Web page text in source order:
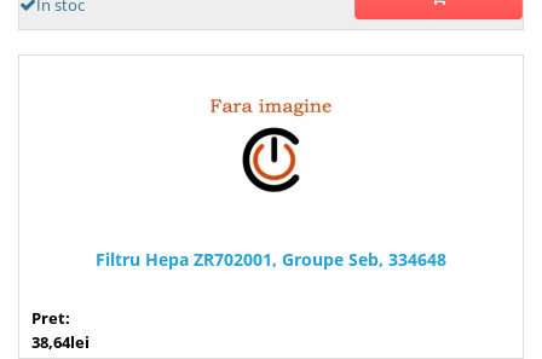
În stoc
Filtru Hepa ZR702001, Groupe Seb, 334648
Pret:
38,64lei